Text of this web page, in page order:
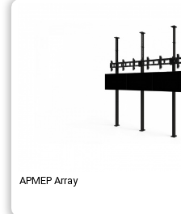
АРМЕР Array